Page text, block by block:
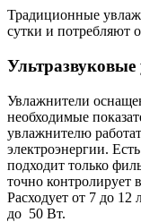
Традиционные
сутки и потребляют
Увлажнители
необходимые
увлажнителю
электроэнергии.
подходит только
точно
Расходует от 7 до 12
до 50 Вт.